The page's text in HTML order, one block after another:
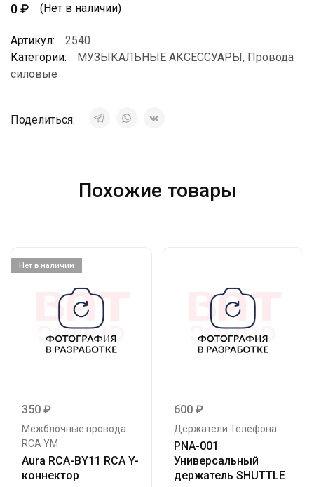
0₽ (Нет в наличии)
Артикул:
2540
Категории:
МУЗЫКАЛЬНЫЕ АКСЕССУАРЫ, Провода
силовые
Поделиться:
Похожие товары
Нет в наличии
350 ₽
Межблочные провода
RCA YM
Aura RCA-ВY11 RCA Y-
коннектор
600 ₽
Держатели Телефона
PNA-001
Универсальный
держатель SHUTTLE